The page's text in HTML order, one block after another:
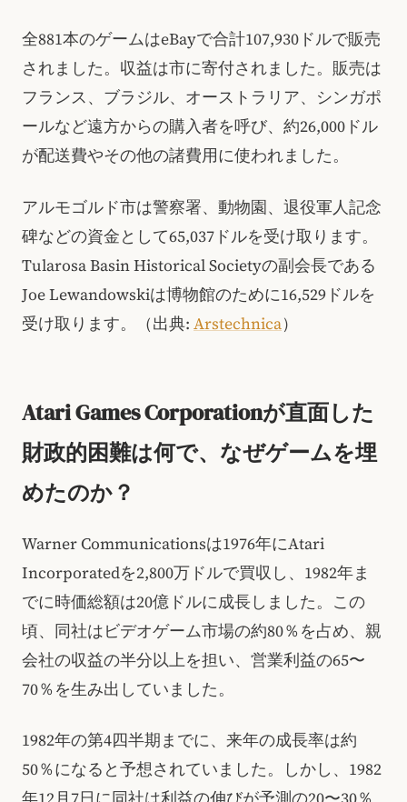
全881本のゲームはeBayで合計107,930ドルで販売
されました。収益は市に寄付されました。販売は
フランス、ブラジル、オーストラリア、シンガポ
ールなど遠方からの購入者を呼び、約26,000ドル
が配送費やその他の諸費用に使われました。
アルモゴルド市は警察署、動物園、退役軍人記念
碑などの資金として65,037ドルを受け取ります。
Tularosa Basin Historical Societyの副会長である
Joe Lewandowskiは博物館のために16,529ドルを
受け取ります。（出典: Arstechnica）
Atari Games Corporationが直面した
財政的困難は何で、なぜゲームを埋
めたのか？
Warner Communicationsは1976年にAtari
Incorporatedを2,800万ドルで買収し、1982年ま
でに時価総額は20億ドルに成長しました。この
頃、同社はビデオゲーム市場の約80％を占め、親
会社の収益の半分以上を担い、営業利益の65〜
70％を生み出していました。
1982年の第4四半期までに、来年の成長率は約
50％になると予想されていました。しかし、1982